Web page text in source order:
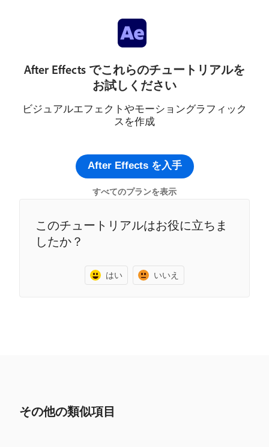
After Effects でこれらのチュートリアルを
お試しください
ビジュアルエフェクトやモーショングラフィック
スを作成
After Effects を入手
すべてのプランを表示
このチュートリアルはお役に立ちま
したか？
はい いいえ
その他の類似項目